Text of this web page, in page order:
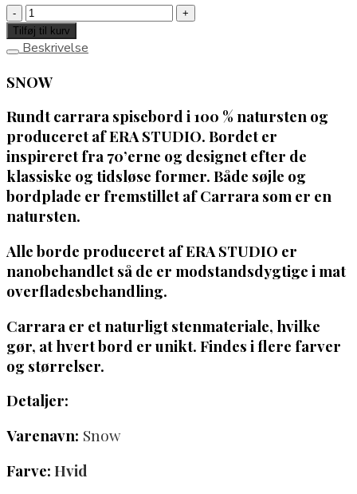
Rundt
Carrara
spisebord
Tilføj til kurv
Beskrivelse
SNOW
Rundt carrara spisebord i 100 % natursten og
produceret af ERA STUDIO. Bordet er
inspireret fra 70’erne og designet efter de
klassiske og tidsløse former. Både søjle og
bordplade er fremstillet af Carrara som er en
natursten.
Alle borde produceret af ERA STUDIO er
nanobehandlet så de er modstandsdygtige i mat
overfladesbehandling.
Carrara er et naturligt stenmateriale, hvilke
gør, at hvert bord er unikt. Findes i flere farver
og størrelser.
Detaljer:
Varenavn: Snow
Farve: Hvid